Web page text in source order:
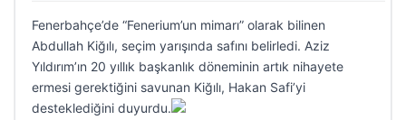
Fenerbahçe’de “Fenerium’un mimarı” olarak bilinen
Abdullah Kiğılı, seçim yarışında safını belirledi. Aziz
Yıldırım’ın 20 yıllık başkanlık döneminin artık nihayete
ermesi gerektiğini savunan Kiğılı, Hakan Safi’yi
desteklediğini duyurdu.